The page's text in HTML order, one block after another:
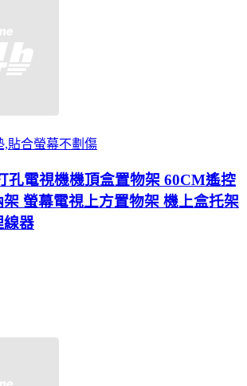
,貼合螢幕不劃傷
孔電視機機頂盒置物架 60CM遙控
架 螢幕電視上方置物架 機上盒托架
線器